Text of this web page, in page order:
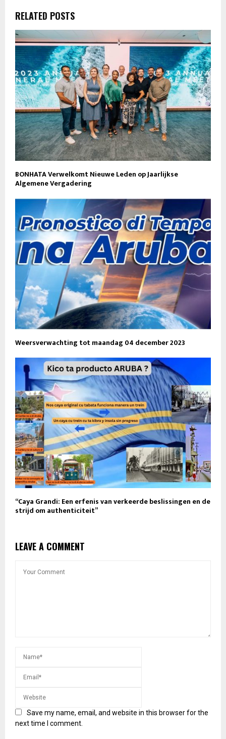
RELATED POSTS
BONHATA Verwelkomt Nieuwe Leden op Jaarlijkse
Algemene Vergadering
Weersverwachting tot maandag 04 december 2023
“Caya Grandi: Een erfenis van verkeerde beslissingen en de
strijd om authenticiteit”
LEAVE A COMMENT
Save my name, email, and website in this browser for the
next time I comment.